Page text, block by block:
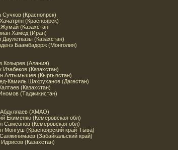
Сучков (Красноярск)
(Красноярск)
(Казахстан
Хамед (Иран)
Даулетказы (Казахстан)
Баамбадорж (Монголия)
Козырев (Алания)
Изабеков (Казахстан)
Алтымышев (Кыргызстан)
Камиль Шахруханов (Дагестан)
(Казахстан)
(Таджикистан)
Абдуллаев (ХМАО)
Екименко (Кемеровская обл)
Самсонов (Кемеровская обл)
Монгуш (Красноярский край-Тыва)
(Забайкальский край)
(Казахстан)